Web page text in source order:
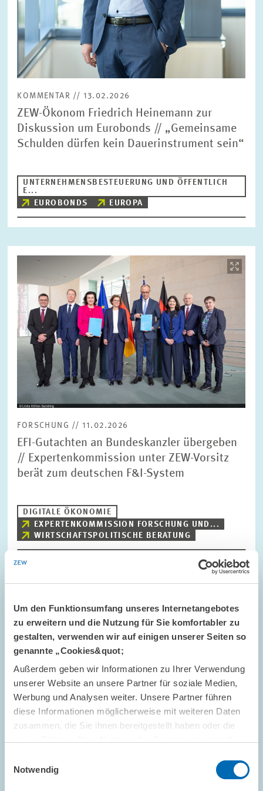
Um den Funktionsumfang unseres Internetangebotes
zu erweitern und die Nutzung für Sie komfortabler zu
gestalten, verwenden wir auf einigen unserer Seiten so
genannte „Cookies&quot;
Außerdem geben wir Informationen zu Ihrer Verwendung
unserer Website an unsere Partner für soziale Medien,
Werbung und Analysen weiter. Unsere Partner führen
diese Informationen möglicherweise mit weiteren Daten
zusammen, die Sie ihnen bereitgestellt haben oder die
Notwendig
KOMMENTAR // 13.02.2026
ZEW-Ökonom Friedrich Heinemann zur
Diskussion um Eurobonds // „Gemeinsame
Schulden dürfen kein Dauerinstrument sein“
UNTERNEHMENSBESTEUERUNG UND ÖFFENTLICH
E...
EUROBONDS
EUROPA
in
vergrößerter
Ansicht
FORSCHUNG // 11.02.2026
EFI-Gutachten an Bundeskanzler übergeben
// Expertenkommission unter ZEW-Vorsitz
berät zum deutschen F&I-System
DIGITALE ÖKONOMIE
EXPERTENKOMMISSION FORSCHUNG UND...
WIRTSCHAFTSPOLITISCHE BERATUNG
öffnet
in
vergrößerter
Ansicht